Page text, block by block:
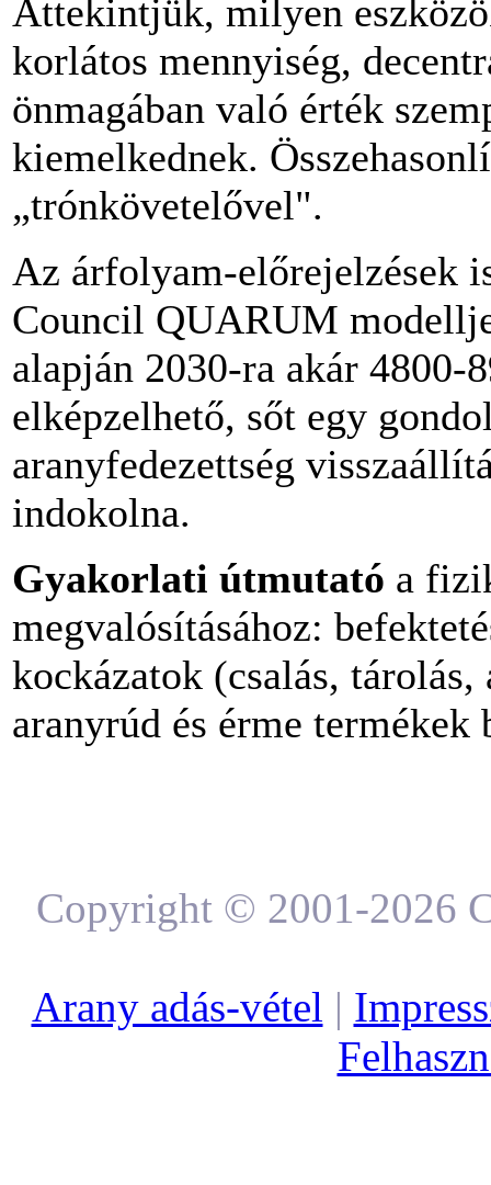
Áttekintjük, milyen
korlátos mennyiség,
önmagában való érték
kiemelkednek.
„trónkövetelővel".
Az árfolyam-előrejelzések
Council QUARUM
alapján 2030-ra akár
elképzelhető, sőt egy
aranyfedezettség
indokolna.
Gyakorlati útmutató a
megvalósításához:
kockázatok (csalás,
aranyrúd és érme termékek
Copyright © 2001-2026
Arany adás-vétel |